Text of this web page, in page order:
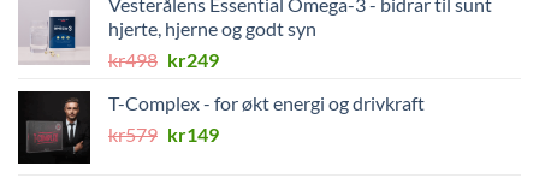
kr346.kr173.
hjerte, hjerne og godt syn
kr498 Opprinnelig
var:
kr498.
kr249Nåværende
er:
kr249.
T-Complex - for økt energi og drivkraft
kr579 Opprinnelig
kr149Nåværende